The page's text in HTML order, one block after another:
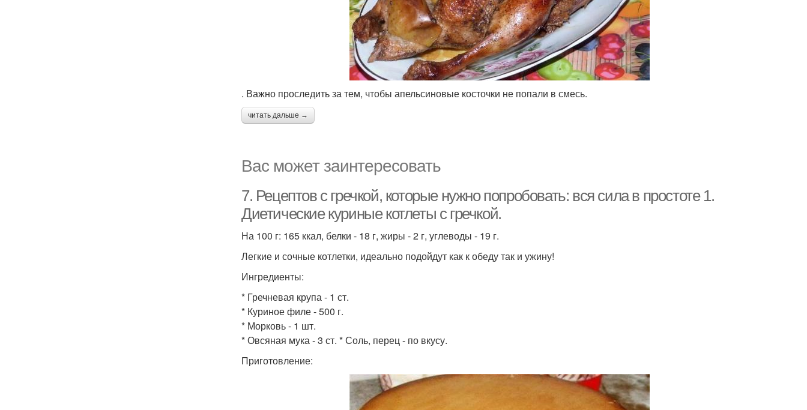
. Важно проследить за тем, чтобы апельсиновые косточки не попали в смесь.
читать дальше →
Вас может заинтересовать
7. Рецептов с гречкой, которые нужно попробовать: вся сила в простоте 1.
Диетические куриные котлеты с гречкой.
На 100 г: 165 ккал, белки - 18 г, жиры - 2 г, углеводы - 19 г.
Легкие и сочные котлетки, идеально подойдут как к обеду так и ужину!
Ингредиенты:
* Гречневая крупа - 1 ст.
* Куриное филе - 500 г.
* Морковь - 1 шт.
* Овсяная мука - 3 ст. * Соль, перец - по вкусу.
Приготовление: